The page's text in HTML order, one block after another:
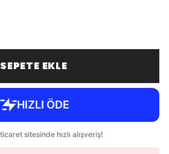
SEPETE EKLE